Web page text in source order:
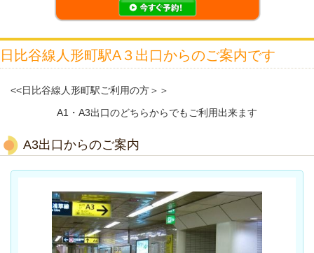
日比谷線人形町駅A３出口からのご案内です
<<日比谷線人形町駅ご利用の方＞＞
A1・A3出口のどちらからでもご利用出来ます
A3出口からのご案内